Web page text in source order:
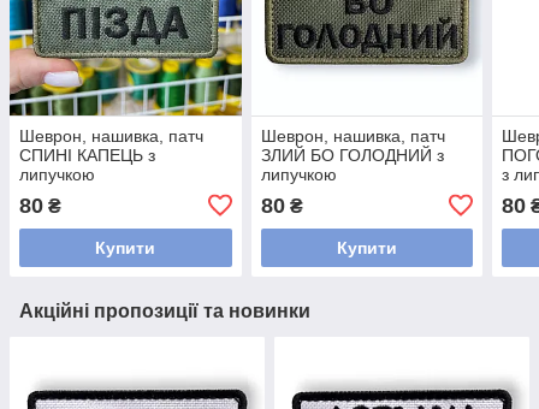
Шеврон, нашивка, патч
СПИНІ КАПЕЦЬ з
липучкою
80 ₴
Купити
Шеврон, нашивка, патч
ЗЛИЙ БО ГОЛОДНИЙ з
липучкою
80₴
Купити
з
80
Акційні пропозиції та новинки